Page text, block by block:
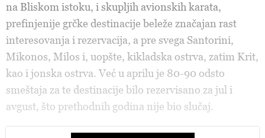
na Bliskom istoku, i skupljih avionskih karata,
prefinjenije grčke destinacije beleže značajan rast
interesovanja i rezervacija, a pre svega Santorini,
Mikonos, Milos i, uopšte, kikladska ostrva, zatim Krit,
kao i jonska ostrva. Već u aprilu je 80-90 odsto
smeštaja za te destinacije bilo rezervisano za jul i
avgust, što prethodnih godina nije bio slučaj.